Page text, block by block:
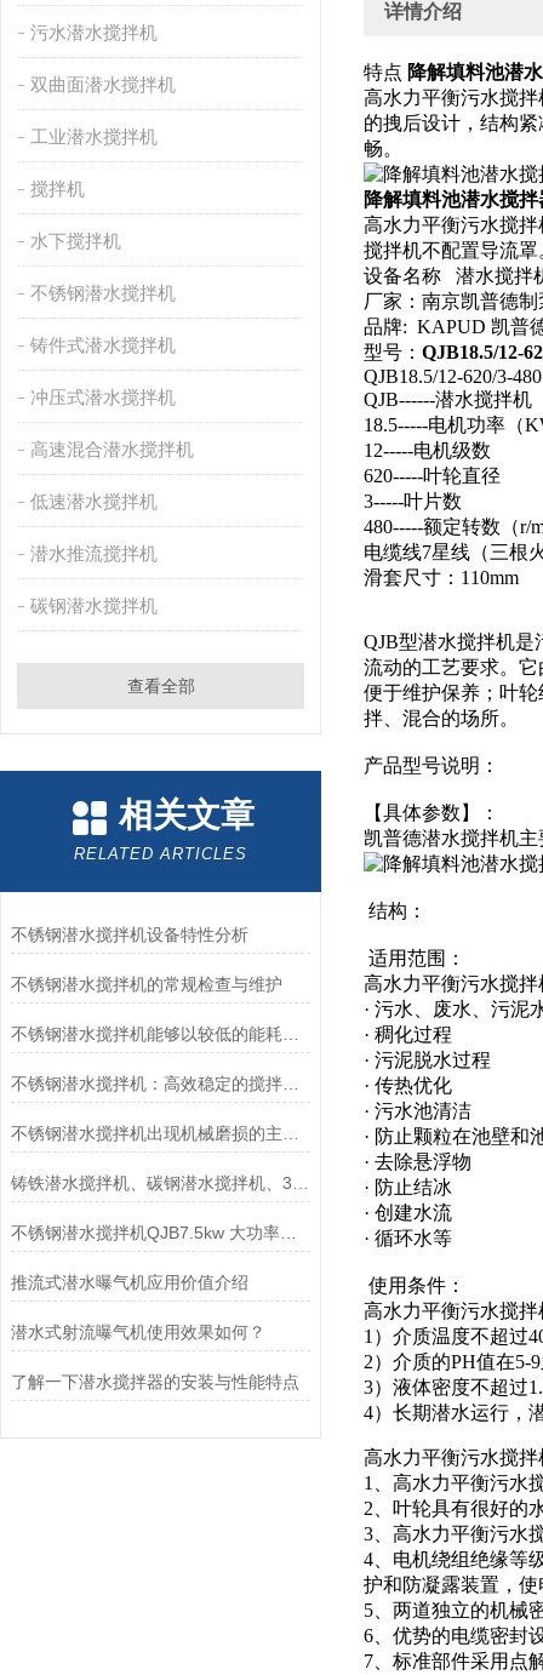
污水潜水搅拌机
双曲面潜水搅拌机
工业潜水搅拌机
搅拌机
水下搅拌机
不锈钢潜水搅拌机
铸件式潜水搅拌机
冲压式潜水搅拌机
高速混合潜水搅拌机
低速潜水搅拌机
潜水推流搅拌机
碳钢潜水搅拌机
查看全部
相关文章
RELATED ARTICLES
不锈钢潜水搅拌机设备特性分析
不锈钢潜水搅拌机的常规检查与维护
不锈钢潜水搅拌机：高效稳定的搅拌产品
不锈钢潜水搅拌机QJB7.5kw 大功率用于化粪池、养殖场
推流式潜水曝气机应用价值介绍
潜水式射流曝气机使用效果如何？
了解一下潜水搅拌器的安装与性能特点
详情介绍
特点 降解填料池潜
高水力平衡污水搅
的拽后设计，结构
畅。
降解填料池潜水搅拌
高水力平衡污水搅
搅拌机不配置导流罩
设备名称 潜水搅
厂家：南京凯普德
品牌: KAPUD 凯普
型号： QJB18.5/12-
QJB18.5/12-620/3-480
QJB------潜水搅拌机
18.5-----电机功率（
12-----电机级数
620-----叶轮直径
3-----叶片数
480-----额定转数（r/
电缆线7星线（三根
滑套尺寸：110mm
QJB型潜水搅拌机
流动的工艺要求。
便于维护保养；叶
拌、混合的场所。
产品型号说明：
【具体参数】：
凯普德潜水搅拌
结构：
适用范围：
高水力平衡污水搅
· 污水、废水、污泥
· 稠化过程
· 污泥脱水过程
· 传热优化
· 污水池清洁
· 防止颗粒在池壁和
· 去除悬浮物
· 防止结冰
· 创建水流
· 循环水等
使用条件：
高水力平衡污水搅
1）介质温度不超过
2）介质的PH值在5-
3）液体密度不超过
4）长期潜水运行，
高水力平衡污水搅
1、高水力平衡污水
2、叶轮具有很好的
3、高水力平衡污水
4、电机绕组绝缘等
护和防凝露装置，
5、两道独立的机械
6、优势的电缆密封
7、标准部件采用点